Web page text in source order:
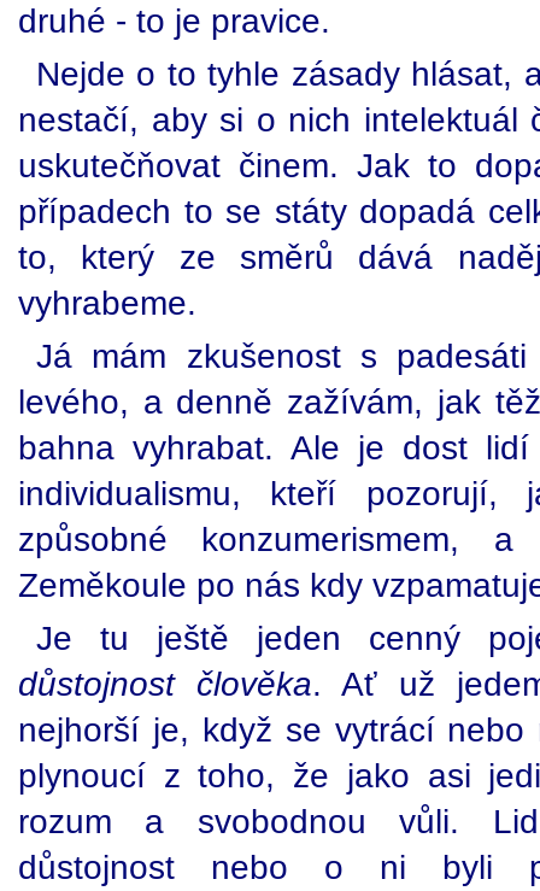
druhé - to je pravice.
Nejde o to tyhle zásady hlásat,
nestačí, aby si o nich intelektuál
uskutečňovat činem. Jak to
případech to se státy dopadá
to, který ze směrů dává
vyhrabeme.
Já mám zkušenost s
levého, a denně zažívám, jak
bahna vyhrabat. Ale je dost
individualismu, kteří pozorují,
způsobné
Zeměkoule po nás kdy
Je tu ještě jeden cenný
důstojnost člověka. Ať už
nejhorší je, když se vytrácí nebo
plynoucí z toho, že jako asi
rozum a svobodnou vůli.
důstojnost nebo o ni byli